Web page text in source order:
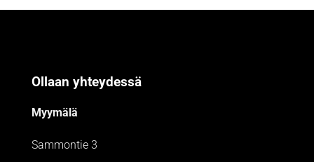
Ollaan yhteydessä
Myymälä
Sammontie 3